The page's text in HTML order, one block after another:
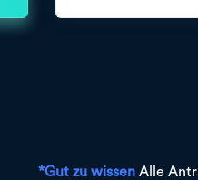
*Gut zu wissenAlle